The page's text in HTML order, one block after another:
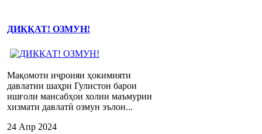
ДИҚҚАТ! ОЗМУН!
Мақомоти иҷроияи ҳокимияти
давлатии шаҳри Гулистон барои
ишғоли мансабҳои холии маъмурии
хизмати давлатӣ озмун эълон...
24 Апр 2024